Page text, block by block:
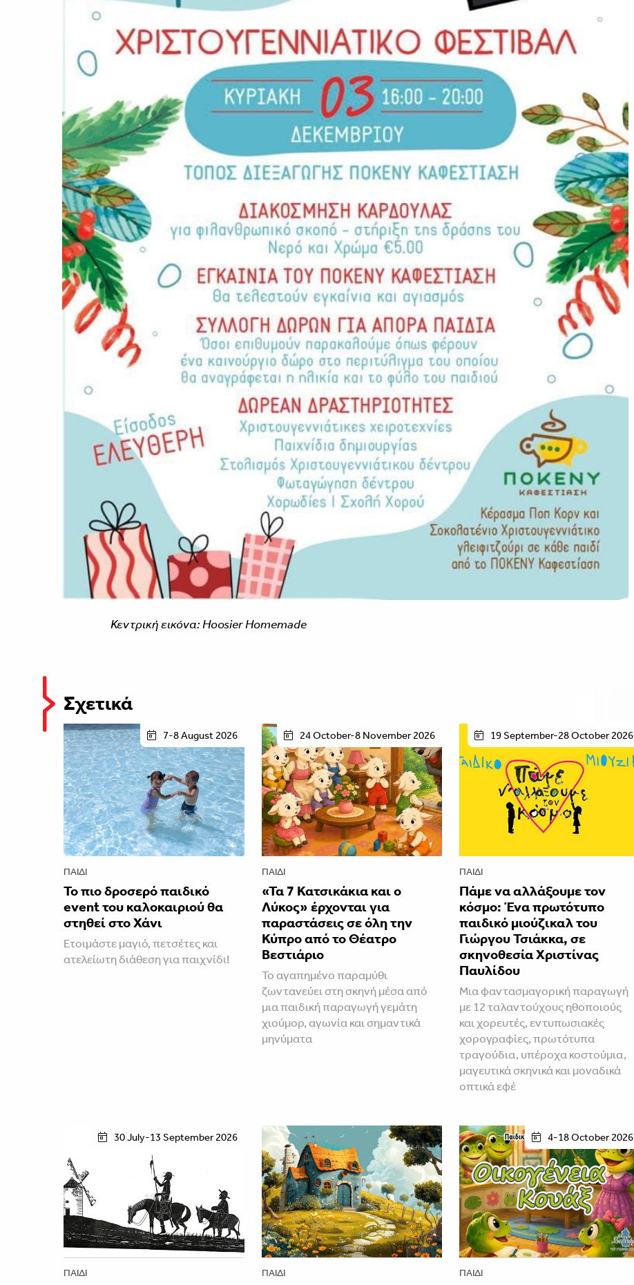
Κεντρική εικόνα: Hoosier Homemade
Σχετικά
7-8 August 2026
ΠΑΙΔΊ
Το πιο δροσερό παιδικό
event του καλοκαιριού θα
στηθεί στο Χάνι
Ετοιμάστε μαγιό, πετσέτες και
ατελείωτη διάθεση για παιχνίδι!
24 October-8 November 2026
ΠΑΙΔΊ
«Τα 7 Κατσικάκια και ο
Λύκος» έρχονται για
παραστάσεις σε όλη την
Κύπρο από το Θέατρο
Βεστιάριο
Το αγαπημένο παραμύθι
ζωντανεύει στη σκηνή μέσα από
μια παιδική παραγωγή γεμάτη
χιούμορ, αγωνία και σημαντικά
μηνύματα
19 September-28 October 2026
ΠΑΙΔΊ
Πάμε να αλλάξουμε τον
κόσμο: Ένα πρωτότυπο
παιδικό μιούζικαλ του
Γιώργου Τσιάκκα, σε
σκηνοθεσία Χριστίνας
Παυλίδου
Μια φαντασμαγορική παραγωγή
με 12 ταλαντούχους ηθοποιούς
και χορευτές, εντυπωσιακές
χορογραφίες, πρωτότυπα
τραγούδια, υπέροχα κοστούμια,
μαγευτικά σκηνικά και μοναδικά
οπτικά εφέ
30 July-13 September 2026
ΠΑΙΔΊ ΠΑΙΔΊ
4-18 October 2026
ΠΑΙΔΊ